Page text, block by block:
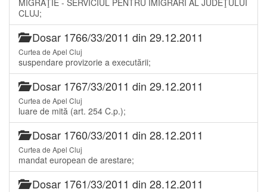
CLUJ;
Dosar 1766/33/2011 din 29.12.2011
Curtea de Apel Cluj
suspendare provizorie a executării;
Dosar 1767/33/2011 din 29.12.2011
Curtea de Apel Cluj
luare de mită (art. 254 C.p.);
Dosar 1760/33/2011 din 28.12.2011
Curtea de Apel Cluj
mandat european de arestare;
Dosar 1761/33/2011 din 28.12.2011